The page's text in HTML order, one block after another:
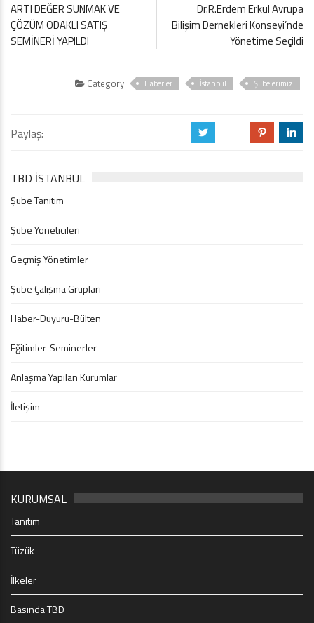
ARTI DEĞER SUNMAK VE
ÇÖZÜM ODAKLI SATIŞ
SEMİNERİ YAPILDI
Dr.R.Erdem Erkul Avrupa
Bilişim Dernekleri Konseyi’nde
Yönetime Seçildi
Category Haberler İstanbul Şubelerimiz
Paylaş: a d j
TBD İSTANBUL
Şube Tanıtım
Şube Yöneticileri
Geçmiş Yönetimler
Şube Çalışma Grupları
Haber-Duyuru-Bülten
Eğitimler-Seminerler
Anlaşma Yapılan Kurumlar
İletişim
KURUMSAL
Tanıtım
Tüzük
İlkeler
Basında TBD